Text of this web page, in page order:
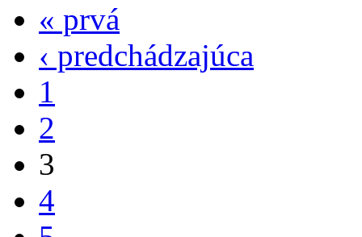
« prvá
‹ predchádzajúca
1
2
3
4